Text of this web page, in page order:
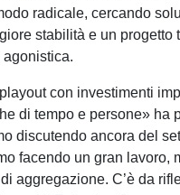
radicale, cercando
stabilità e un progetto
con investimenti
di tempo e persone» ha
discutendo ancora del
facendo un gran lavoro,
aggregazione. C’è da